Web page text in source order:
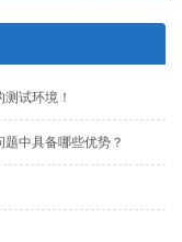
试环境！
中具备哪些优势？